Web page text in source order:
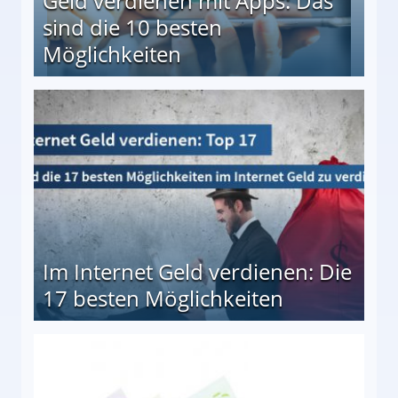
sind die 10 besten
Möglichkeiten
besten Möglichkeiten
Im Internet Geld verdienen: Die
17 besten Möglichkeiten